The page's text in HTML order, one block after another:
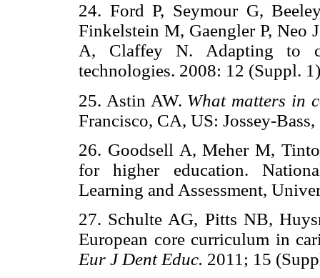
24. Ford P, Seymour G,
Finkelstein M, Gaengler P,
A, Claffey N. Adapting to
technologies. 2008: 12
25. Astin AW. What matters in
Francisco, CA, US: Jossey-
26. Goodsell A, Meher M,
for higher education.
Learning and Assessment,
27. Schulte AG, Pitts NB,
European core curriculum in
Eur J Dent Educ. 2011; 15